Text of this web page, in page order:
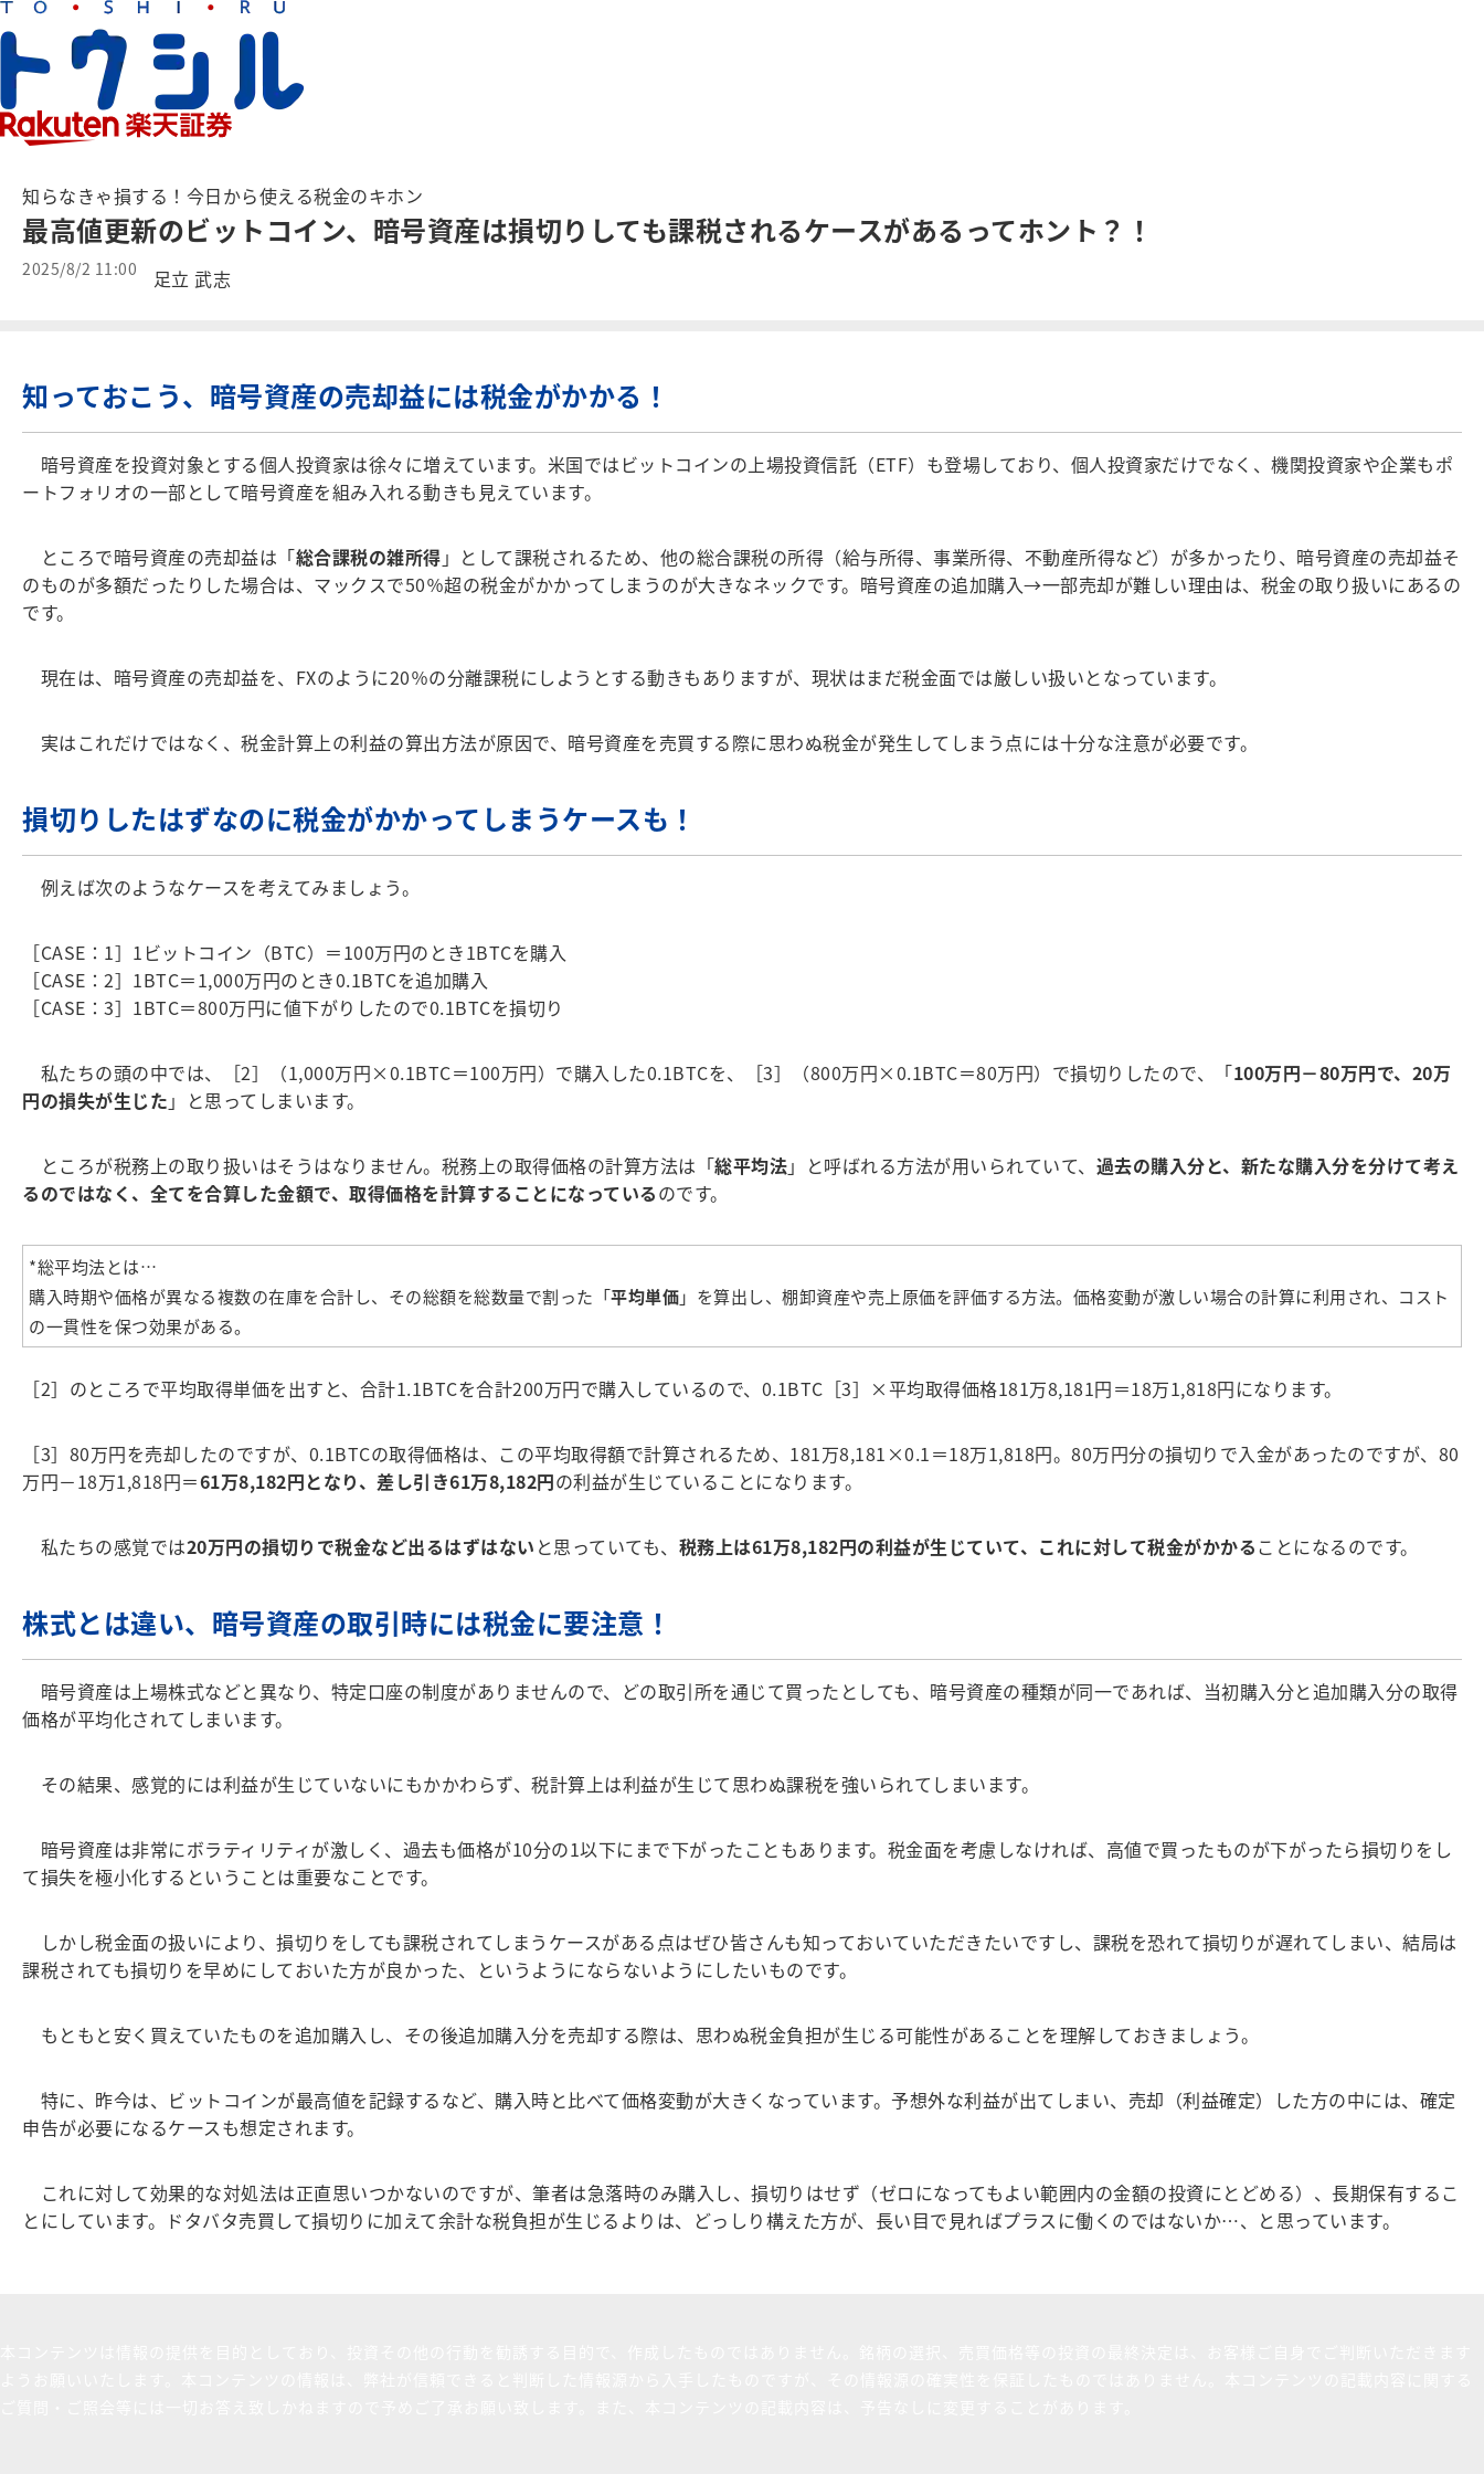
知らなきゃ損する！今日から使える税金のキホン
最高値更新のビットコイン、暗号資産は損切りしても課税されるケースがあるってホント？！
2025/8/2 11:00 足立 武志
知っておこう、暗号資産の売却益には税金がかかる！
暗号資産を投資対象とする個人投資家は徐々に増えています。米国ではビットコインの上場投資信託（ETF）も登場しており、個人投資家だけでなく、機関投資家や企業もポ
ートフォリオの一部として暗号資産を組み入れる動きも見えています。
ところで暗号資産の売却益は「総合課税の雑所得 」として課税されるため、他の総合課税の所得（給与所得、事業所得、不動産所得など）が多かったり、暗号資産の売却益そ
のものが多額だったりした場合は、マックスで50％超の税金がかかってしまうのが大きなネックです。暗号資産の追加購入→一部売却が難しい理由は、税金の取り扱いにあるの
です。
現在は、暗号資産の売却益を、FXのように20％の分離課税にしようとする動きもありますが、現状はまだ税金面では厳しい扱いとなっています。
実はこれだけではなく、税金計算上の利益の算出方法が原因で、暗号資産を売買する際に思わぬ税金が発生してしまう点には十分な注意が必要です。
損切りしたはずなのに税金がかかってしまうケースも！
例えば次のようなケースを考えてみましょう。
［CASE：1］1ビットコイン（BTC）＝100万円のとき1BTCを購入
［CASE：2］1BTC＝1,000万円のとき0.1BTCを追加購入
［CASE：3］1BTC＝800万円に値下がりしたので0.1BTCを損切り
私たちの頭の中では、［2］（1,000万円×0.1BTC＝100万円）で購入した0.1BTCを、［3］（800万円×0.1BTC＝80万円）で損切りしたので、「100万円－80万円で、20万
円の損失が生じた 」と思ってしまいます。
ところが税務上の取り扱いはそうはなりません。税務上の取得価格の計算方法は「総平均法」と呼ばれる方法が用いられていて、 過去の購入分と、新たな購入分を分けて考え
るのではなく、全てを合算した金額で、取得価格を計算することになっているのです。
*総平均法とは…
購入時期や価格が異なる複数の在庫を合計し、その総額を総数量で割った「平均単価」を算出し、棚卸資産や売上原価を評価する方法。価格変動が激しい場合の計算に利用され、コスト
の一貫性を保つ効果がある。
［2］のところで平均取得単価を出すと、合計1.1BTCを合計200万円で購入しているので、0.1BTC［3］×平均取得価格181万8,181円＝18万1,818円になります。
［3］80万円を売却したのですが、0.1BTCの取得価格は、この平均取得額で計算されるため、181万8,181×0.1＝18万1,818円。80万円分の損切りで入金があったのですが、80
万円－18万1,818円＝61万8,182円となり、差し引き61万8,182円の利益が生じていることになります。
私たちの感覚では20万円の損切りで税金など出るはずはない と思っていても、 税務上は61万8,182円の利益が生じていて、これに対して税金がかかることになるのです。
株式とは違い、暗号資産の取引時には税金に要注意！
暗号資産は上場株式などと異なり、特定口座の制度がありませんので、どの取引所を通じて買ったとしても、暗号資産の種類が同一であれば、当初購入分と追加購入分の取得
価格が平均化されてしまいます。
その結果、感覚的には利益が生じていないにもかかわらず、税計算上は利益が生じて思わぬ課税を強いられてしまいます。
暗号資産は非常にボラティリティが激しく、過去も価格が10分の1以下にまで下がったこともあります。税金面を考慮しなければ、高値で買ったものが下がったら損切りをし
て損失を極小化するということは重要なことです。
しかし税金面の扱いにより、損切りをしても課税されてしまうケースがある点はぜひ皆さんも知っておいていただきたいですし、課税を恐れて損切りが遅れてしまい、結局は
課税されても損切りを早めにしておいた方が良かった、というようにならないようにしたいものです。
もともと安く買えていたものを追加購入し、その後追加購入分を売却する際は、思わぬ税金負担が生じる可能性があることを理解しておきましょう。
特に、昨今は、ビットコインが最高値を記録するなど、購入時と比べて価格変動が大きくなっています。予想外な利益が出てしまい、売却（利益確定）した方の中には、確定
申告が必要になるケースも想定されます。
これに対して効果的な対処法は正直思いつかないのですが、筆者は急落時のみ購入し、損切りはせず（ゼロになってもよい範囲内の金額の投資にとどめる）、長期保有するこ
とにしています。ドタバタ売買して損切りに加えて余計な税負担が生じるよりは、どっしり構えた方が、長い目で見ればプラスに働くのではないか…、と思っています。